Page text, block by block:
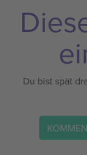
Du bist spät